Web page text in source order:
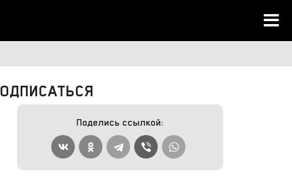
Поделись ссылкой: